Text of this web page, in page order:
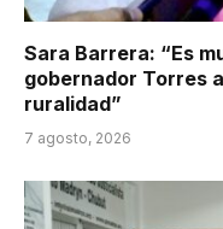
Sara Barrera: “Es
gobernador Torres
ruralidad”
7 agosto, 2026